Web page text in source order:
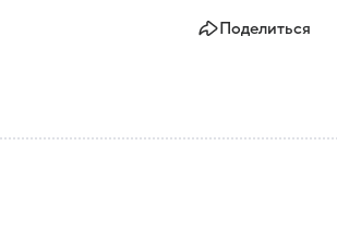
Поделиться